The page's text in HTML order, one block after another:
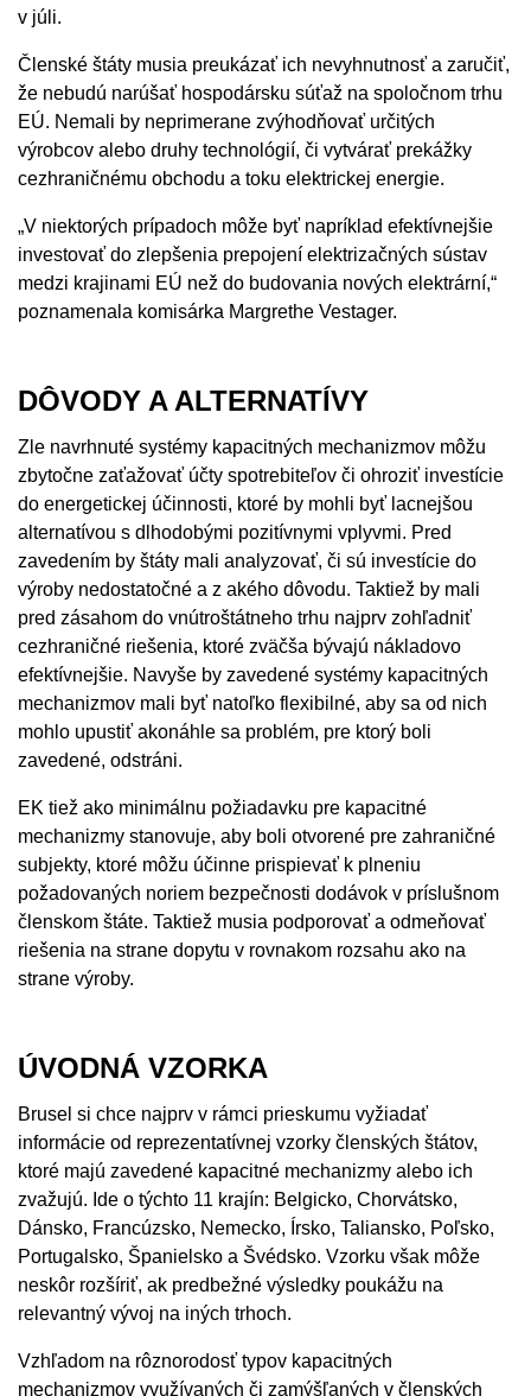
v júli.
Členské štáty musia preukázať ich nevyhnutnosť a zaručiť,
že nebudú narúšať hospodársku súťaž na spoločnom trhu
EÚ. Nemali by neprimerane zvýhodňovať určitých
výrobcov alebo druhy technológií, či vytvárať prekážky
cezhraničnému obchodu a toku elektrickej energie.
„V niektorých prípadoch môže byť napríklad efektívnejšie
investovať do zlepšenia prepojení elektrizačných sústav
medzi krajinami EÚ než do budovania nových elektrární,“
poznamenala komisárka Margrethe Vestager.
DÔVODY A ALTERNATÍVY
Zle navrhnuté systémy kapacitných mechanizmov môžu
zbytočne zaťažovať účty spotrebiteľov či ohroziť investície
do energetickej účinnosti, ktoré by mohli byť lacnejšou
alternatívou s dlhodobými pozitívnymi vplyvmi. Pred
zavedením by štáty mali analyzovať, či sú investície do
výroby nedostatočné a z akého dôvodu. Taktiež by mali
pred zásahom do vnútroštátneho trhu najprv zohľadniť
cezhraničné riešenia, ktoré zväčša bývajú nákladovo
efektívnejšie. Navyše by zavedené systémy kapacitných
mechanizmov mali byť natoľko flexibilné, aby sa od nich
mohlo upustiť akonáhle sa problém, pre ktorý boli
zavedené, odstráni.
EK tiež ako minimálnu požiadavku pre kapacitné
mechanizmy stanovuje, aby boli otvorené pre zahraničné
subjekty, ktoré môžu účinne prispievať k plneniu
požadovaných noriem bezpečnosti dodávok v príslušnom
členskom štáte. Taktiež musia podporovať a odmeňovať
riešenia na strane dopytu v rovnakom rozsahu ako na
strane výroby.
ÚVODNÁ VZORKA
Brusel si chce najprv v rámci prieskumu vyžiadať
informácie od reprezentatívnej vzorky členských štátov,
ktoré majú zavedené kapacitné mechanizmy alebo ich
zvažujú. Ide o týchto 11 krajín: Belgicko, Chorvátsko,
Dánsko, Francúzsko, Nemecko, Írsko, Taliansko, Poľsko,
Portugalsko, Španielsko a Švédsko. Vzorku však môže
neskôr rozšíriť, ak predbežné výsledky poukážu na
relevantný vývoj na iných trhoch.
Vzhľadom na rôznorodosť typov kapacitných
mechanizmov využívaných či zamýšľaných v členských